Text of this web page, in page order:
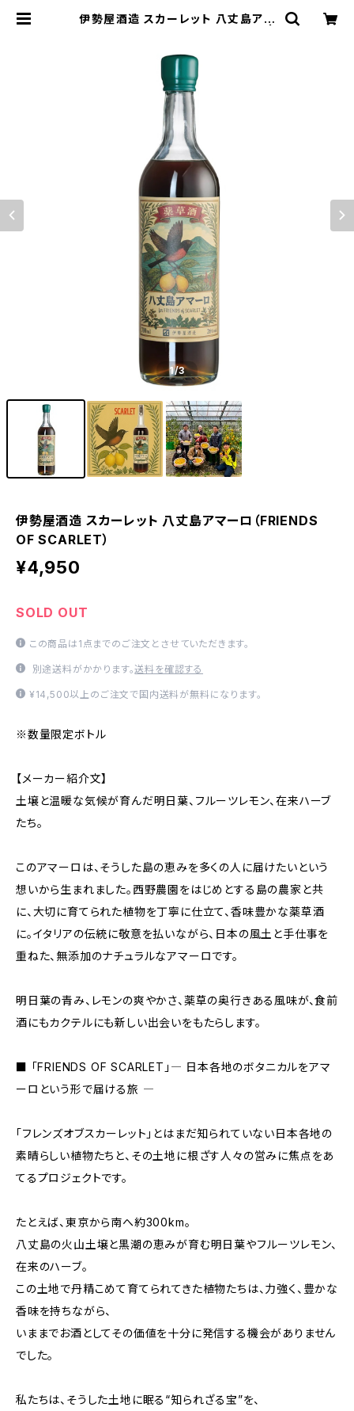
伊勢屋酒造 スカーレット 八丈島アマ
1/3
伊勢屋酒造 スカーレット 八丈島アマーロ（FRIENDS
OF SCARLET）
¥4,950
SOLD OUT
この商品は1点までのご注文とさせていただきます。
別途送料がかかります。送料を確認する
¥14,500以上のご注文で国内送料が無料になります。
※数量限定ボトル
【メーカー紹介文】
土壌と温暖な気候が育んだ明日葉、フルーツレモン、在来ハーブ
たち。
このアマーロは、そうした島の恵みを多くの人に届けたいという
想いから生まれました。西野農園をはじめとする島の農家と共
に、大切に育てられた植物を丁寧に仕立て、香味豊かな薬草酒
に。イタリアの伝統に敬意を払いながら、日本の風土と手仕事を
重ねた、無添加のナチュラルなアマーロです。
明日葉の青み、レモンの爽やかさ、薬草の奥行きある風味が、食前
酒にもカクテルにも新しい出会いをもたらします。
■ 「FRIENDS OF SCARLET」― 日本各地のボタニカルをアマ
ーロという形で届ける旅 ―
「フレンズオブスカーレット」とはまだ知られていない日本各地の
素晴らしい植物たちと、その土地に根ざす人々の営みに焦点をあ
てるプロジェクトです。
たとえば、東京から南へ約300km。
八丈島の火山土壌と黒潮の恵みが育む明日葉やフルーツレモン、
在来のハーブ。
この土地で丹精こめて育てられてきた植物たちは、力強く、豊かな
香味を持ちながら、
いままでお酒としてその価値を十分に発信する機会がありません
でした。
私たちは、そうした土地に眠る“知られざる宝”を、